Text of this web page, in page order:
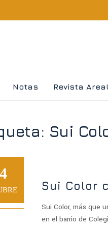
Notas Revista
Sui
Sui Color
Sui Color, más que
en el barrio de